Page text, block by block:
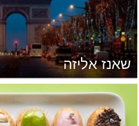
שאנז אליזה